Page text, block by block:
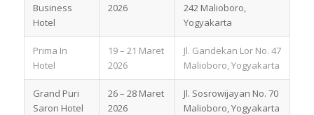
Business
Hotel
2026
242 Malioboro,
Yogyakarta
Prima In
Hotel
19 – 21 Maret
2026
Jl. Gandekan Lor No. 47
Malioboro, Yogyakarta
Grand Puri
Saron Hotel
26 – 28 Maret
2026
Jl. Sosrowijayan No. 70
Malioboro, Yogyakarta